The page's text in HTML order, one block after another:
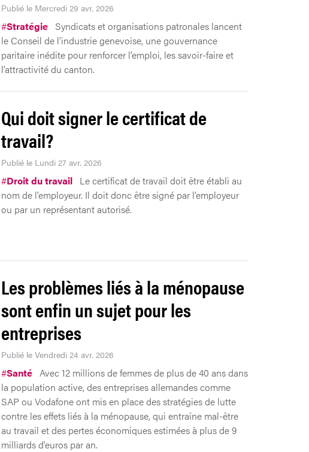
Publié le Mercredi 29 avr. 2026
#Stratégie Syndicats et organisations patronales lancent
le Conseil de l’industrie genevoise, une gouvernance
paritaire inédite pour renforcer l’emploi, les savoir-faire et
l’attractivité du canton.
Qui doit signer le certificat de
travail?
Publié le Lundi 27 avr. 2026
#Droit du travail Le certificat de travail doit être établi au
nom de l’employeur. Il doit donc être signé par l’employeur
ou par un représentant autorisé.
Les problèmes liés à la ménopause
sont enfin un sujet pour les
entreprises
Publié le Vendredi 24 avr. 2026
#Santé Avec 12 millions de femmes de plus de 40 ans dans
la population active, des entreprises allemandes comme
SAP ou Vodafone ont mis en place des stratégies de lutte
contre les effets liés à la ménopause, qui entraîne mal-être
au travail et des pertes économiques estimées à plus de 9
milliards d’euros par an.